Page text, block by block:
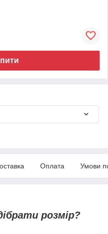
Оплата Умови
розмір?